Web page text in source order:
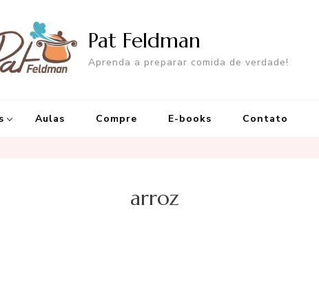
Pat Feldman
Aprenda a preparar comida de verdade!
Aulas Compre E-books Contato
arroz